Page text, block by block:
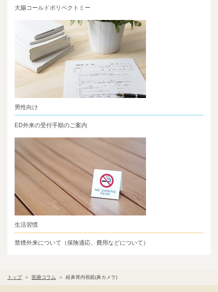
大腸コールドポリペクトミー
男性向け
ED外来の受付手順のご案内
生活習慣
禁煙外来について（保険適応、費用などについて）
トップ 医療コラム 経鼻胃内視鏡(鼻カメラ)